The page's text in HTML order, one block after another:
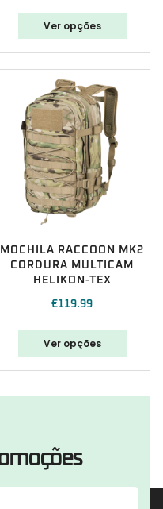
Ver opções
MOCHILA RACCOON MK2
CORDURA MULTICAM
HELIKON-TEX
€119.99
Ver opções